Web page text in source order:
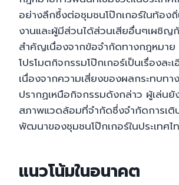
อย่างลึกซึ้งต่อชุมชนโป๊กเกอร์ในท้อง
งานและผู้มีส่วนได้ส่วนเสียอื่นๆเผชิญ
สำคัญเนื่องจากข้อจำกัดทางกฎหมาย
โปรโมตกิจกรรมโป๊กเกอร์เป็นเรื่องละ
เนื่องจากความเสี่ยงของผลกระทบทา
ปรากฏเหนือกิจกรรมดังกล่าว ผู้เล่นยั
สภาพแวดล้อมที่จำกัดซึ่งจำกัดการเติ
พัฒนาของชุมชนโป๊กเกอร์ในประเทศไ
แนวโน้มในอนาคต